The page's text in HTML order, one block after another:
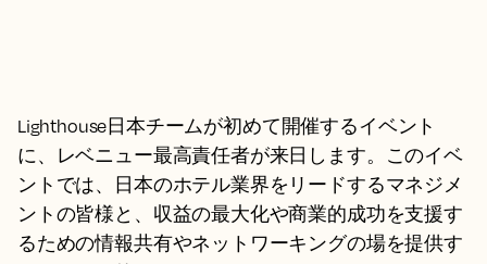
Lighthouse日本チームが初めて開催するイベント
に、レベニュー最高責任者が来日します。このイベ
ントでは、日本のホテル業界をリードするマネジメ
ントの皆様と、収益の最大化や商業的成功を支援す
るための情報共有やネットワーキングの場を提供す